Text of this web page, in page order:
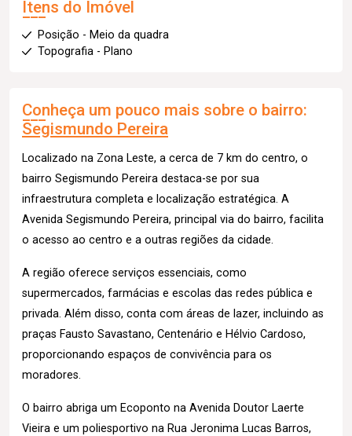
Itens do Imóvel
Posição - Meio da quadra
Topografia - Plano
Conheça um pouco mais sobre o bairro:
Segismundo Pereira
Localizado na Zona Leste, a cerca de 7 km do centro, o
bairro Segismundo Pereira destaca-se por sua
infraestrutura completa e localização estratégica. A
Avenida Segismundo Pereira, principal via do bairro, facilita
o acesso ao centro e a outras regiões da cidade.
A região oferece serviços essenciais, como
supermercados, farmácias e escolas das redes pública e
privada. Além disso, conta com áreas de lazer, incluindo as
praças Fausto Savastano, Centenário e Hélvio Cardoso,
proporcionando espaços de convivência para os
moradores.
O bairro abriga um Ecoponto na Avenida Doutor Laerte
Vieira e um poliesportivo na Rua Jeronima Lucas Barros,